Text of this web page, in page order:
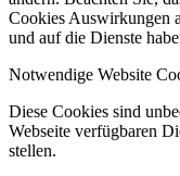
Cookies Auswirkungen
und auf die Dienste
Notwendige Website
Diese Cookies sind
Webseite verfügbaren
stellen.